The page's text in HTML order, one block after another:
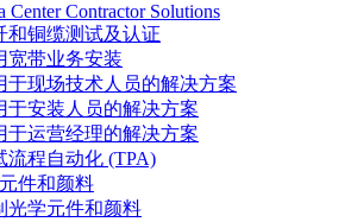
Center Contractor Solutions
和铜缆测试及认证
宽带业务安装
于现场技术人员的解决方案
于安装人员的解决方案
于运营经理的解决方案
流程自动化 (TPA)
件和颜料
光学元件和颜料